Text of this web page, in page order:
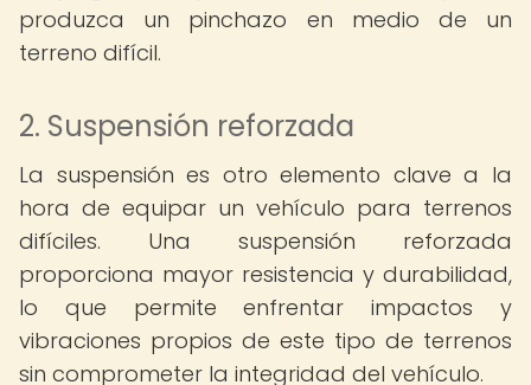
produzca un pinchazo en medio de un
terreno difícil.
2. Suspensión reforzada
La suspensión es otro elemento clave a la
hora de equipar un vehículo para terrenos
difíciles. Una suspensión reforzada
proporciona mayor resistencia y durabilidad,
lo que permite enfrentar impactos y
vibraciones propios de este tipo de terrenos
sin comprometer la integridad del vehículo.